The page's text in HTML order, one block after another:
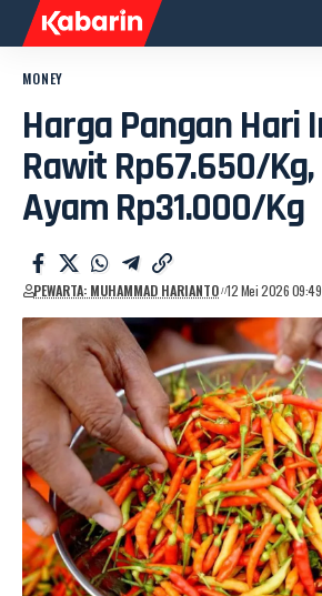
MONEY
Harga Pangan Hari
Rawit Rp67.650/
Ayam Rp31.000/Kg
PEWARTA: MUHAMMAD HARIANTO 12 Mei 2026